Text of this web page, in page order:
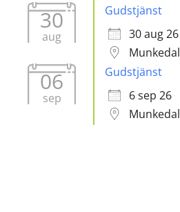
30
aug
Gudstjänst
30 aug 26
Munkedal
06
sep
Gudstjänst
6 sep 26
Munkedal